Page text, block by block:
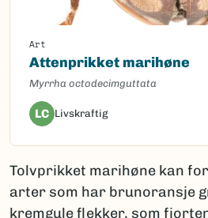
Art
Attenprikket marihøne
Myrrha octodecimguttata
LC Livskraftig
Tolvprikket marihøne kan
arter som har brunoransje
kremgule flekker, som